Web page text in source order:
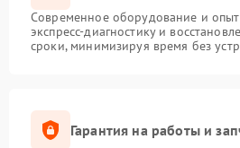
Современное оборудование и
экспресс-диагностику и
сроки, минимизируя время без
Гарантия на работы и